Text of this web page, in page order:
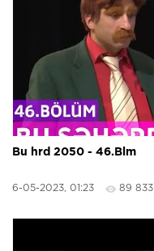
Bu hrd 2050 - 46.Blm
6-05-2023, 01:23 89 833